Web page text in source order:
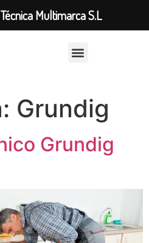
Grundig
Grundig
Multimarca S.L